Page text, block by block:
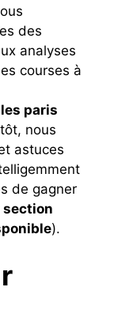
des
analyses
courses à
paris
nous
astuces
de gagner
section
).